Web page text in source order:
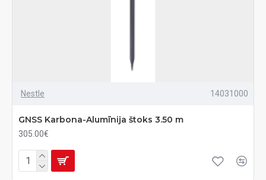
Nestle 14031000
GNSS Karbona-Alumīnija štoks 3.50 m
305.00€